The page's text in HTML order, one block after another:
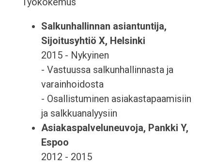
Salkunhallinnan asiantuntija,
Sijoitusyhtiö X, Helsinki
2015 - Nykyinen
- Vastuussa salkunhallinnasta ja
varainhoidosta
- Osallistuminen asiakastapaamisiin
ja salkkuanalyysiin
Asiakaspalveluneuvoja, Pankki Y,
Espoo
2012 - 2015